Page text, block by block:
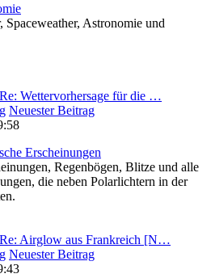
Astronomie und
Re: Wettervorhersage für die …
Neuester Beitrag
Erscheinungen
Regenbögen, Blitze und alle
die neben Polarlichtern in der
Re: Airglow aus Frankreich [N…
Neuester Beitrag